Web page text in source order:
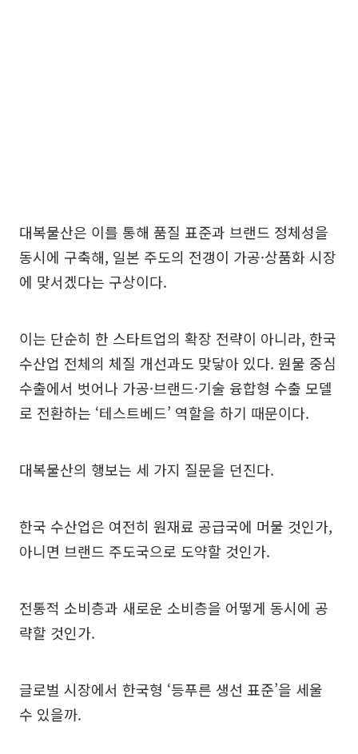
대복물산은 이를 통해 품질 표준과 브랜드 정체성을
동시에 구축해, 일본 주도의 전갱이 가공·상품화 시장
에 맞서겠다는 구상이다.
이는 단순히 한 스타트업의 확장 전략이 아니라, 한국
수산업 전체의 체질 개선과도 맞닿아 있다. 원물 중심
수출에서 벗어나 가공·브랜드·기술 융합형 수출 모델
로 전환하는 ‘테스트베드’ 역할을 하기 때문이다.
대복물산의 행보는 세 가지 질문을 던진다.
한국 수산업은 여전히 원재료 공급국에 머물 것인가,
아니면 브랜드 주도국으로 도약할 것인가.
전통적 소비층과 새로운 소비층을 어떻게 동시에 공
략할 것인가.
글로벌 시장에서 한국형 ‘등푸른 생선 표준’을 세울
수 있을까.